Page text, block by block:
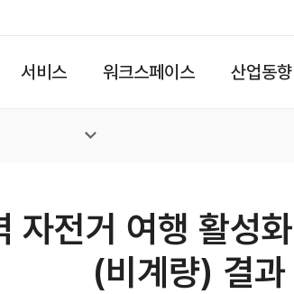
서비스 워크스페이스 산업동향
자전거 여행 활성
(비계량) 결과